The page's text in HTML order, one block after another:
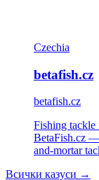
Czechia
betafish.cz
betafish.cz
Fishing tackle
BetaFish.cz —
and-mortar
Всички казуси →